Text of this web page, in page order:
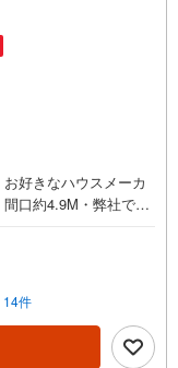
好きなハウスメーカ
口約4.9M・弊社でも
高槻川添店:徒歩2
分・コーナン高槻店:
保育園:徒歩5分・高
柳川中学校:徒歩10分
1分≫*≪*≫*≪*≫*≪*≫*≪
物件詳細はお気軽に
14件